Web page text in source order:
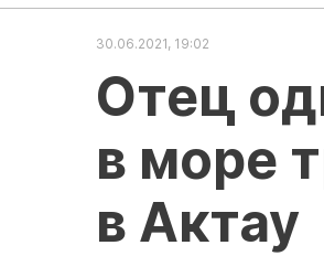
30.06.2021, 19:02
Отец
в море
в Актау